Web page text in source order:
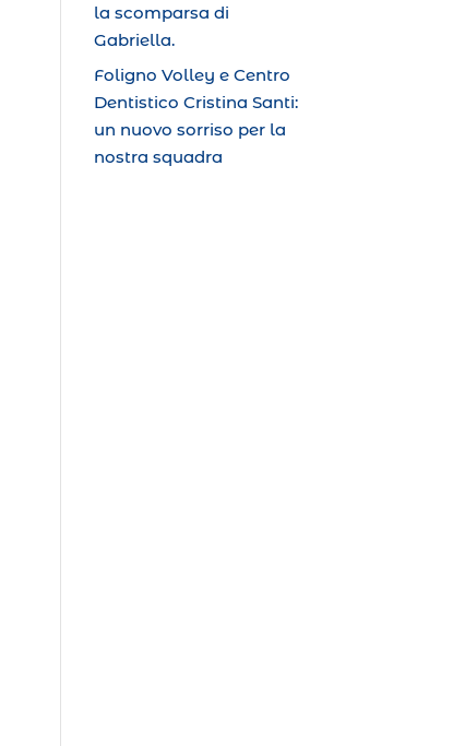
la scomparsa di
Gabriella.
Foligno Volley e Centro
Dentistico Cristina Santi:
un nuovo sorriso per la
nostra squadra